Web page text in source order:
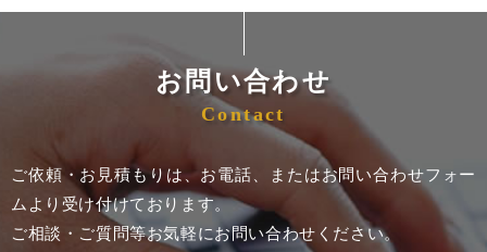
お問い合わせ
Contact
ご依頼・お見積もりは、お電話、またはお問い合わせフォー
ムより受け付けております。
ご相談・ご質問等お気軽にお問い合わせください。